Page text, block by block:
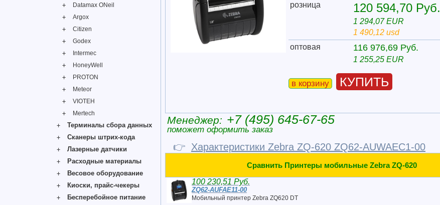
Datamax ONeil
Argox
Citizen
Godex
Intermec
HoneyWell
PROTON
Meteor
VIOTEH
Mertech
Терминалы сбора данных
Сканеры штрих-кода
Лазерные датчики
Расходные материалы
Весовое оборудование
Киоски, прайс-чекеры
Бесперебойное питание
розница 120 594,70 Руб.
1 294,07 EUR
1 490,12 usd
оптовая
116 976,69 Руб.
1 255,25 EUR
в корзину КУПИТЬ
Менеджер: +7 (495) 645-67-65
поможет оформить заказ
👉 Характеристики Zebra ZQ-620 ZQ62-AUWAEC1-00
Сравнить Принтеры мобильные Zebra ZQ-620
100 230,51 Руб.
ZQ62-AUFAE11-00
Мобильный принтер Zebra ZQ620 DT